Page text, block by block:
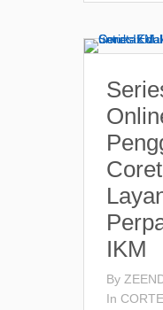
IKM
By
In